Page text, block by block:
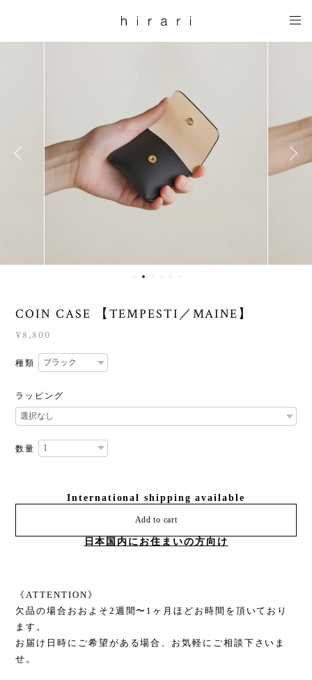
COIN CASE 【TEMPESTI／MAINE】
¥8,800
種類
ラッピング
数量
International shipping available
Add to cart
日本国内にお住まいの方向け
《ATTENTION》
欠品の場合おおよそ2週間〜1ヶ月ほどお時間を頂いており
ます。
お届け日時にご希望がある場合、お気軽にご相談下さいま
せ。